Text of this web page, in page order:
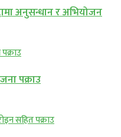
अनुसन्धान र अभियोजन
पक्राउ